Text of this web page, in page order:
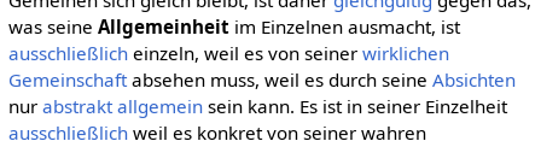
was seine Allgemeinheitim Einzelnen ausmacht, ist
ausschließlicheinzeln, weil es von seiner wirklichen
Gemeinschaftabsehen muss, weil es durch seine Absichten
nur abstrakt allgemeinsein kann. Es ist in seiner Einzelheit
ausschließlichweil es konkret von seiner wahren